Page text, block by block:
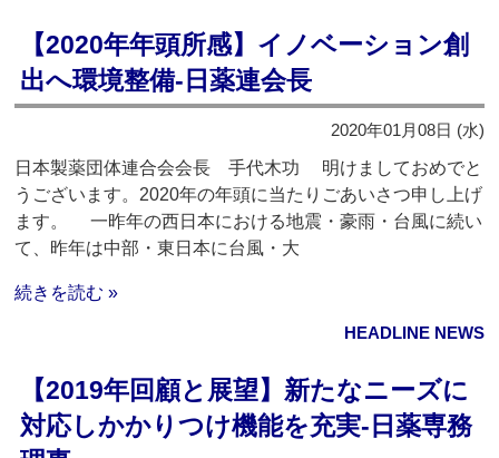
【2020年年頭所感】イノベーション創
出へ環境整備‐日薬連会長
2020年01月08日 (水)
日本製薬団体連合会会長 手代木功 明けましておめでと
うございます。2020年の年頭に当たりごあいさつ申し上げ
ます。 一昨年の西日本における地震・豪雨・台風に続い
て、昨年は中部・東日本に台風・大
続きを読む »
HEADLINE NEWS
【2019年回顧と展望】新たなニーズに
対応しかかりつけ機能を充実‐日薬専務